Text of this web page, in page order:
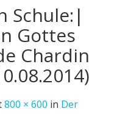
Schule:|
Gottes
Chardin
800 × 600 in Der